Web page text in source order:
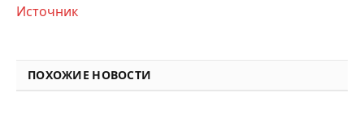
Источник
ПОХОЖИЕ НОВОСТИ